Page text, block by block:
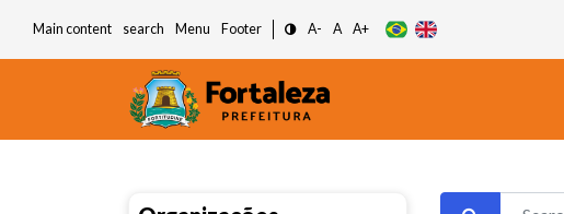
Main content search Menu Footer A- A A+